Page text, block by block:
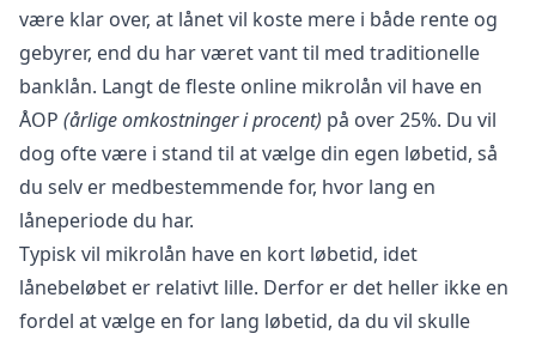
være klar over, at lånet vil koste mere i både rente og
gebyrer, end du har været vant til med traditionelle
banklån. Langt de fleste online mikrolån vil have en
ÅOP (årlige omkostninger i procent) på over 25%. Du vil
dog ofte være i stand til at vælge din egen løbetid, så
du selv er medbestemmende for, hvor lang en
låneperiode du har.
Typisk vil mikrolån have en kort løbetid, idet
lånebeløbet er relativt lille. Derfor er det heller ikke en
fordel at vælge en for lang løbetid, da du vil skulle